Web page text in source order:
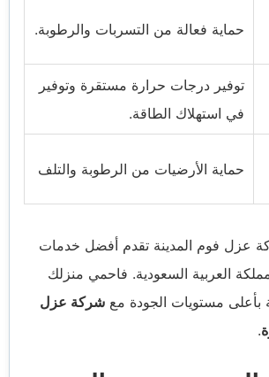
حماية فعالة من التسربات والرطوبة.
توفير درجات حرارة مستقرة وتوفير
في استهلاك الطاقة.
حماية الأرضيات من الرطوبة والتلف
عزل فوم المدينة تقدم أفضل خدمات
العربية السعودية. فاحمي منزلك
بأعلى مستويات الجودة مع شركة عزل
.